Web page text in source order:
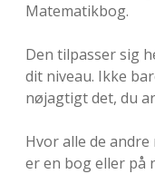
Matematikbog.
Den tilpasser sig
dit niveau. Ikke
nøjagtigt det, du
Hvor alle de
er en bog eller på